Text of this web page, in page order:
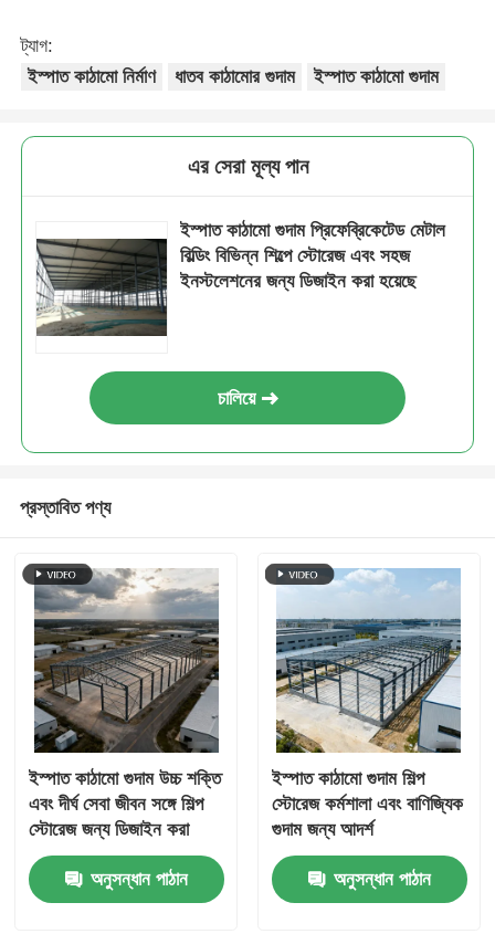
ট্যাগ:
ইস্পাত কাঠামো নির্মাণ
ধাতব কাঠামোর গুদাম ইস্পাত কাঠামো গুদাম
এর সেরা মূল্য পান
ইস্পাত কাঠামো গুদাম প্রিফেব্রিকেটেড মেটাল
বিল্ডিং বিভিন্ন শিল্পে স্টোরেজ এবং সহজ
ইনস্টলেশনের জন্য ডিজাইন করা হয়েছে
চালিয়ে
প্রস্তাবিত পণ্য
ইস্পাত কাঠামো গুদাম উচ্চ শক্তি
এবং দীর্ঘ সেবা জীবন সঙ্গে শিল্প
স্টোরেজ জন্য ডিজাইন করা
মেটাল ফ্রেম বিল্ডিং
অনুসন্ধান পাঠান
ইস্পাত কাঠামো গুদাম শিল্প
স্টোরেজ কর্মশালা এবং বাণিজ্যিক
গুদাম জন্য আদর্শ
প্রিফ্যাব্রিকেটেড মেটাল বিল্ডিং
অনুসন্ধান পাঠান